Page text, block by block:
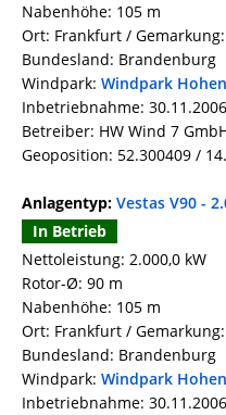
Nabenhöhe: 105 m
Ort: Frankfurt /
Bundesland: Brandenburg
Windpark: Windpark
Inbetriebnahme: 30.11.2006
Betreiber: HW Wind 7
Geoposition: 52.300409 /
Anlagentyp: Vestas V90 -
In Betrieb
Nettoleistung: 2.000,0 kW
Rotor-Ø: 90 m
Nabenhöhe: 105 m
Ort: Frankfurt /
Bundesland: Brandenburg
Windpark: Windpark
Inbetriebnahme: 30.11.2006